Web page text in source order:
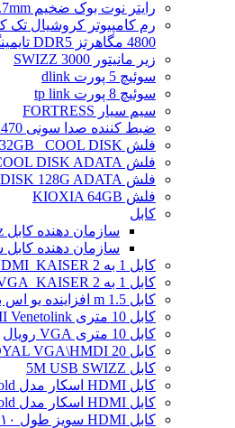
رایتر نوت بوک ضخیم DVD RW 12.7mm
4800 مگاهرتز DDR5 تایمینگ CL40 حافظه 8 گیگابایت
زیر مانیتور SWIZZ 3000
سوئیچ 5 پورت dlink
سوئیچ 8 پورت tp link
سیم سیار FORTRESS
ضبط کننده صدا سونی ICD-PX470
فلش 32GB _COOL DISK
فلش 64GB _COOL DISK ADATA
فلش COOLDISK 128G ADATA
فلش KIOXIA 64GB
کابل
سازمان دهنده کابل swizz
سازمان دهنده
کابل 1 به 2 HDMI_KAISER
کابل 1 به 2 VGA_KAISER
کابل 1.5 m افزاینده یو اس بی swIZZ
کابل 10 متری HDMI Venetolink
کابل 10 متری VGA رویال
کابل 20 M_ROYAL VGA\HMDI
کابل 5M USB SWIZZ
کابل HDMI اسکار مدل Gold طول 3 متر
کابل HDMI اسکار مدل Gold طول 5 متر
کابل HDMI سویز طول ۱۰ متر